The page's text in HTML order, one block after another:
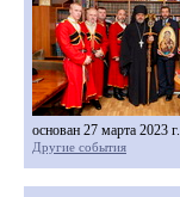
основан 27 марта 2023 г.
Другие события